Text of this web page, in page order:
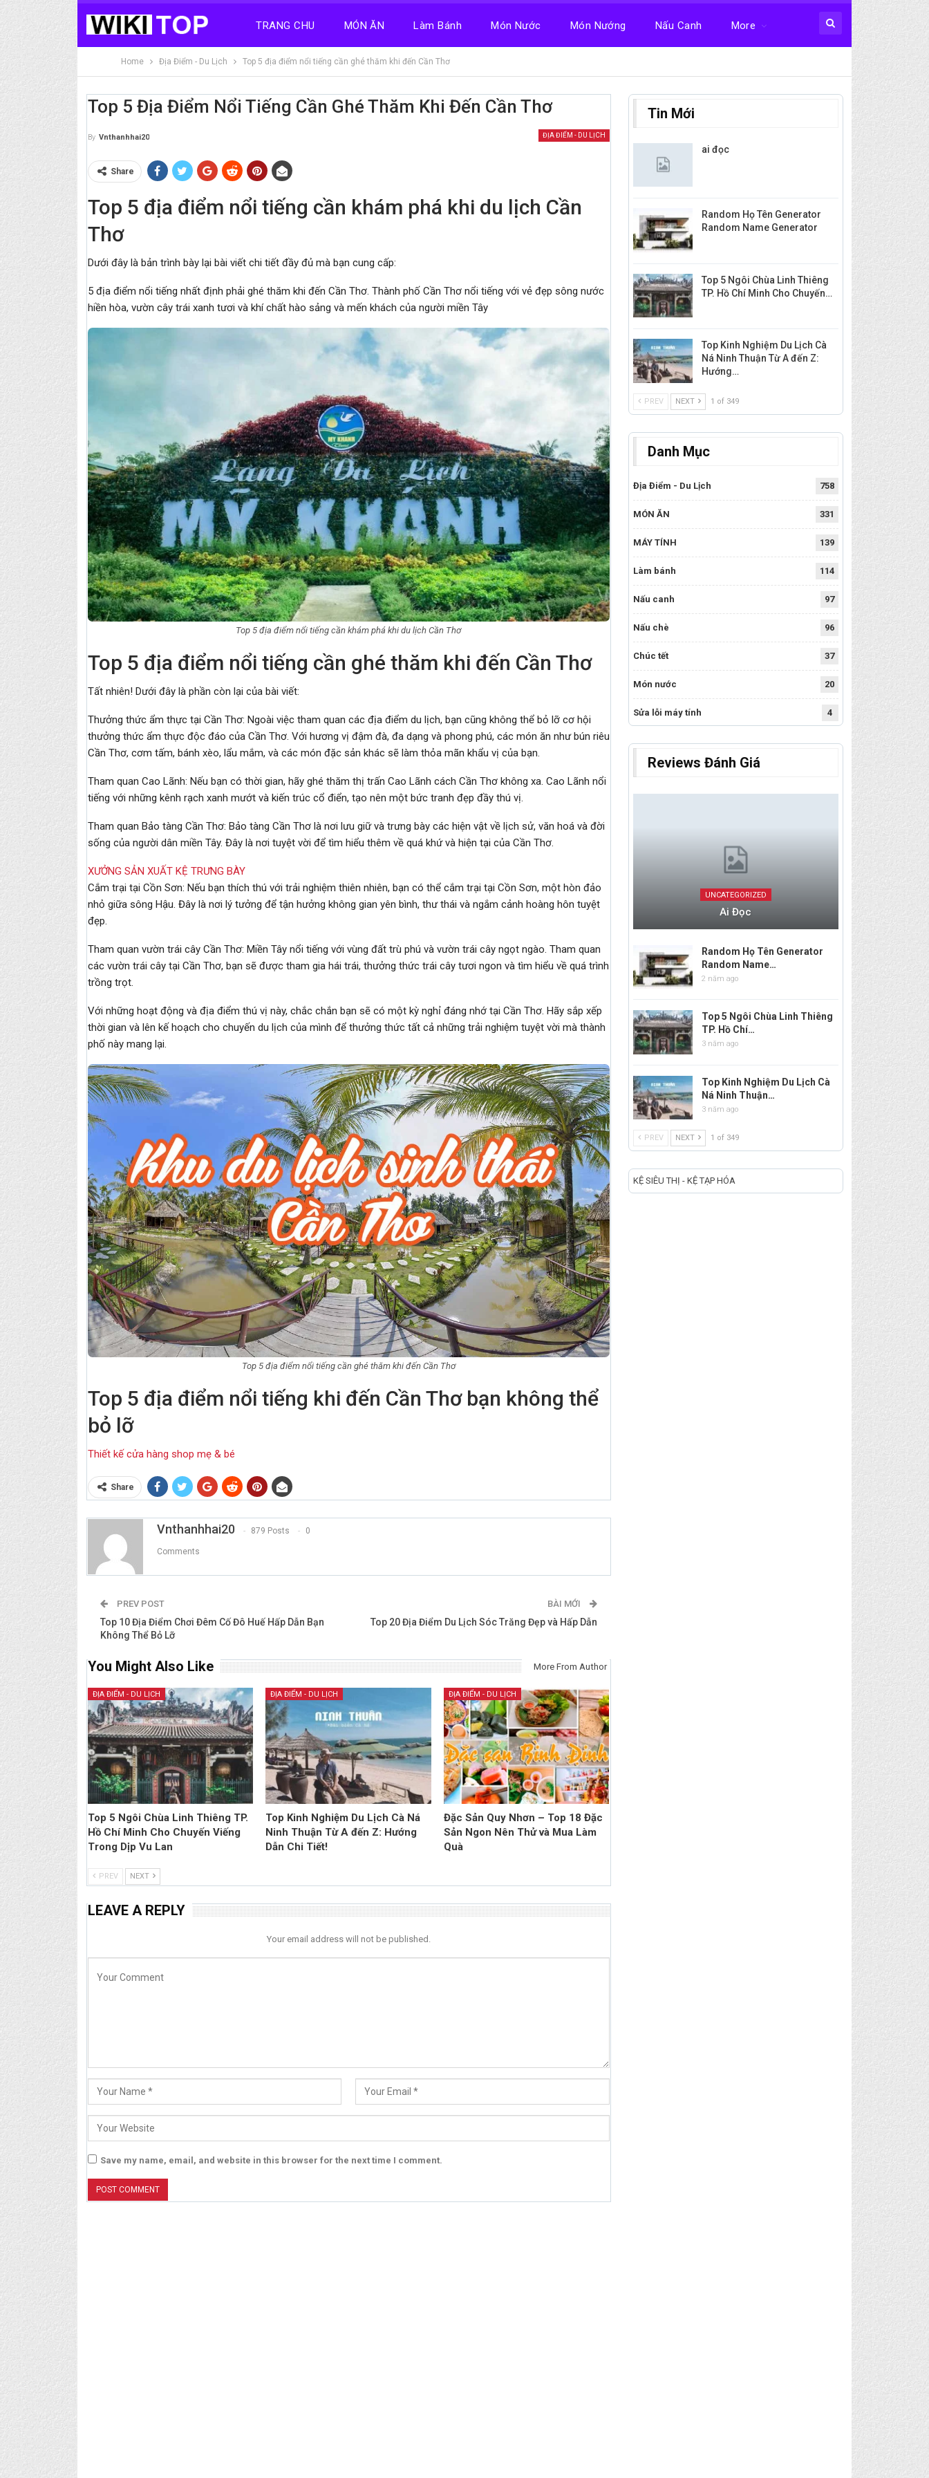
TRANG CHU MÓN ĂN Làm Bánh Món Nước Món Nướng Nấu Canh More
Home Địa Điểm - Du Lịch Top 5 địa điểm nổi tiếng cần ghé thăm khi đến Cần Thơ
Top 5 Địa Điểm Nổi Tiếng Cần Ghé Thăm Khi Đến Cần Thơ
ĐỊA ĐIỂM - DU LỊCH
By Vnthanhhai20
Share
Top 5 địa điểm nổi tiếng cần khám phá khi du lịch Cần
Thơ
Dưới đây là bản trình bày lại bài viết chi tiết đầy đủ mà bạn cung cấp:
5 địa điểm nổi tiếng nhất định phải ghé thăm khi đến Cần Thơ. Thành phố Cần Thơ nổi tiếng với vẻ đẹp sông nước
hiền hòa, vườn cây trái xanh tươi và khí chất hào sảng và mến khách của người miền Tây
Top 5 địa điểm nổi tiếng cần khám phá khi du lịch Cần Thơ
Top 5 địa điểm nổi tiếng cần ghé thăm khi đến Cần Thơ
Tất nhiên! Dưới đây là phần còn lại của bài viết:
Thưởng thức ẩm thực tại Cần Thơ: Ngoài việc tham quan các địa điểm du lịch, bạn cũng không thể bỏ lỡ cơ hội
thưởng thức ẩm thực độc đáo của Cần Thơ. Với hương vị đậm đà, đa dạng và phong phú, các món ăn như bún riêu
Cần Thơ, cơm tấm, bánh xèo, lẩu mắm, và các món đặc sản khác sẽ làm thỏa mãn khẩu vị của bạn.
Tham quan Cao Lãnh: Nếu bạn có thời gian, hãy ghé thăm thị trấn Cao Lãnh cách Cần Thơ không xa. Cao Lãnh nổi
tiếng với những kênh rạch xanh mướt và kiến trúc cổ điển, tạo nên một bức tranh đẹp đầy thú vị.
Tham quan Bảo tàng Cần Thơ: Bảo tàng Cần Thơ là nơi lưu giữ và trưng bày các hiện vật về lịch sử, văn hoá và đời
sống của người dân miền Tây. Đây là nơi tuyệt vời để tìm hiểu thêm về quá khứ và hiện tại của Cần Thơ.
XƯỞNG SẢN XUẤT KỆ TRƯNG BÀY
Cắm trại tại Cồn Sơn: Nếu bạn thích thú với trải nghiệm thiên nhiên, bạn có thể cắm trại tại Cồn Sơn, một hòn đảo
nhỏ giữa sông Hậu. Đây là nơi lý tưởng để tận hưởng không gian yên bình, thư thái và ngắm cảnh hoàng hôn tuyệt
đẹp.
Tham quan vườn trái cây Cần Thơ: Miền Tây nổi tiếng với vùng đất trù phú và vườn trái cây ngọt ngào. Tham quan
các vườn trái cây tại Cần Thơ, bạn sẽ được tham gia hái trái, thưởng thức trái cây tươi ngon và tìm hiểu về quá trình
trồng trọt.
Với những hoạt động và địa điểm thú vị này, chắc chắn bạn sẽ có một kỳ nghỉ đáng nhớ tại Cần Thơ. Hãy sắp xếp
thời gian và lên kế hoạch cho chuyến du lịch của mình để thưởng thức tất cả những trải nghiệm tuyệt vời mà thành
phố này mang lại.
Top 5 địa điểm nổi tiếng cần ghé thăm khi đến Cần Thơ
Top 5 địa điểm nổi tiếng khi đến Cần Thơ bạn không thể
bỏ lỡ
Thiết kế cửa hàng shop mẹ & bé
Share
Vnthanhhai20 879 Posts 0
Comments
PREV POST
Top 10 Địa Điểm Chơi Đêm Cố Đô Huế Hấp Dẫn Bạn
Không Thể Bỏ Lỡ
BÀI MỚI
Top 20 Địa Điểm Du Lịch Sóc Trăng Đẹp và Hấp Dẫn
You Might Also Like More From Author
ĐỊA ĐIỂM - DU LỊCH
Top 5 Ngôi Chùa Linh Thiêng TP.
Hồ Chí Minh Cho Chuyến Viếng
Trong Dịp Vu Lan
ĐỊA ĐIỂM - DU LỊCH
Top Kinh Nghiệm Du Lịch Cà Ná
Ninh Thuận Từ A đến Z: Hướng
Dẫn Chi Tiết!
ĐỊA ĐIỂM - DU LỊCH
Đặc Sản Quy Nhơn – Top 18 Đặc
Sản Ngon Nên Thử và Mua Làm
Quà
PREV NEXT
LEAVE A REPLY
Your email address will not be published.
Save my name, email, and website in this browser for the next time I comment.
Tin Mới
ai đọc
Random Họ Tên Generator
Random Name Generator
Top 5 Ngôi Chùa Linh Thiêng
TP. Hồ Chí Minh Cho Chuyến…
Top Kinh Nghiệm Du Lịch Cà
Ná Ninh Thuận Từ A đến Z:
Hướng…
PREV NEXT 1 of 349
Danh Mục
Địa Điểm - Du Lịch 758
MÓN ĂN 331
MÁY TÍNH 139
Làm bánh 114
Nấu canh 97
Nấu chè 96
Chúc tết 37
Món nước 20
Sửa lỗi máy tính 4
Reviews Đánh Giá
UNCATEGORIZED
Ai Đọc
Random Họ Tên Generator
Random Name…
2 năm ago
Top 5 Ngôi Chùa Linh Thiêng
TP. Hồ Chí…
3 năm ago
Top Kinh Nghiệm Du Lịch Cà
Ná Ninh Thuận…
3 năm ago
PREV NEXT 1 of 349
KỆ SIÊU THỊ - KỆ TẠP HÓA